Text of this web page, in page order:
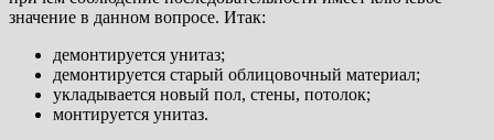
значение в данном вопросе. Итак:
демонтируется унитаз;
демонтируется старый облицовочный материал;
укладывается новый пол, стены, потолок;
монтируется унитаз.